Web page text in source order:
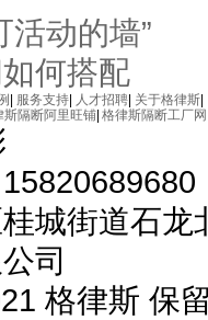
活动的墙”
何搭配
服务支持 人才招聘 关于格律斯
斯隔断阿里旺铺 格律斯隔断工厂网
城街道石龙
司
格律斯 保